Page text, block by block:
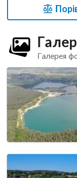
Галерея